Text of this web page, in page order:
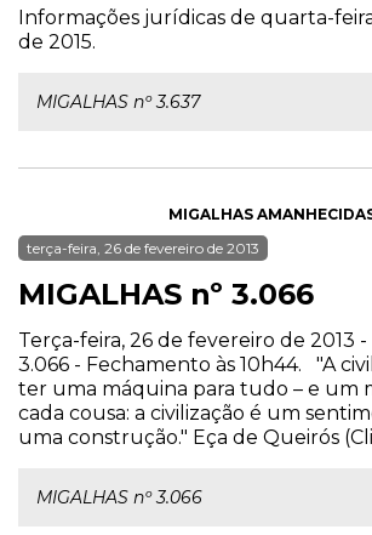
Informações jurídicas de quarta-
de 2015.
MIGALHAS nº 3.637
MIGALHAS
terça-feira, 26 de fevereiro de 2013
MIGALHAS nº 3.066
Terça-feira, 26 de fevereiro de 2013 -
3.066 - Fechamento às 10h44. "A
ter uma máquina para tudo – e um
cada cousa: a civilização é um
uma construção." Eça de Queirós
MIGALHAS nº 3.066